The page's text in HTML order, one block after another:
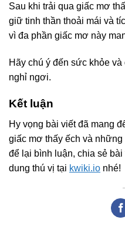
Sau khi trải qua giấc mơ
giữ tinh thần thoải mái và
vì đa phần giấc mơ này
Hãy chú ý đến sức khỏe
nghỉ ngơi.
Kết luận
Hy vọng bài viết đã mang
giấc mơ thấy ếch và những
để lại bình luận, chia sẻ
dung thú vị tại kwiki.io nhé!